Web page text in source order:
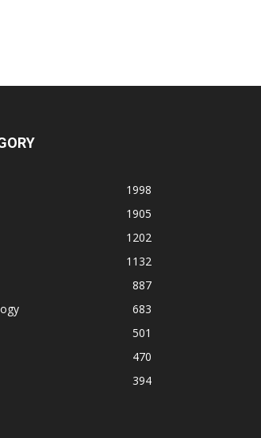
1998
1905
1202
1132
887
683
501
470
394